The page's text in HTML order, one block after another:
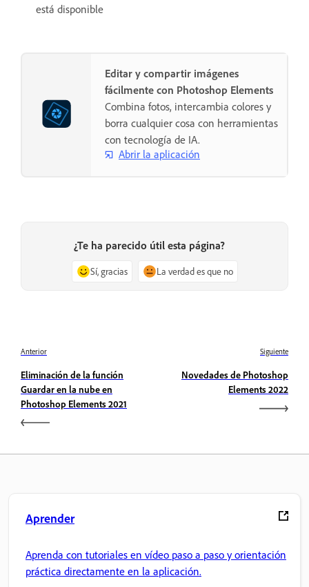
está disponible
Editar y compartir imágenes
fácilmente con Photoshop Elements
Combina fotos, intercambia colores y
borra cualquier cosa con herramientas
con tecnología de IA.
Abrir la aplicación
¿Te ha parecido útil esta página?
Sí, gracias La verdad es que no
Anterior
Eliminación de la función
Guardar en la nube en
Photoshop Elements 2021
Siguiente
Novedades de Photoshop
Elements 2022
Aprender
Aprenda con tutoriales en vídeo paso a paso y orientación
práctica directamente en la aplicación.